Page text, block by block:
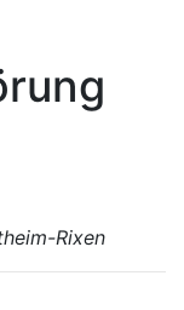
Rixen